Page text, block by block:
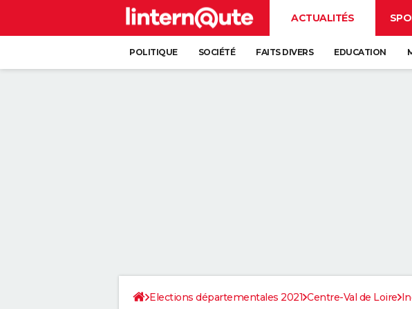
ACTUALITÉS
POLITIQUE SOCIÉTÉ FAITS DIVERS EDUCATION
Elections départementales 2021 Centre-Val de Loire